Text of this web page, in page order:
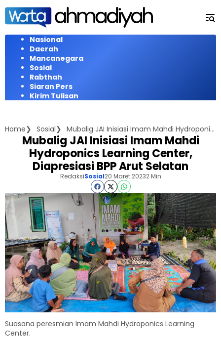
Langsung
konten
Nasional
Daerah
Mancanegara
Sosial
Rabthah
Siaran Pers
Kirim Tulisan
Home Sosial Mubalig JAI Inisiasi Imam Mahdi Hydroponics Learning Center, Diapresiasi BPP Arut Selatan
Mubalig JAI Inisiasi Imam Mahdi
Hydroponics Learning Center,
Diapresiasi BPP Arut Selatan
RedaksiSosial20 Maret 20232 Min
Suasana peresmian Imam Mahdi Hydroponics Learning
Center.